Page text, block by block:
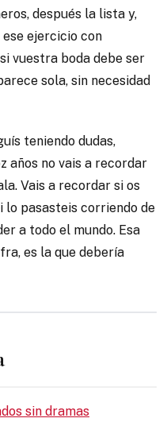
después la lista y,
ejercicio con
vuestra boda debe ser
sola, sin necesidad
teniendo dudas,
años no vais a recordar
Vais a recordar si os
lo pasasteis corriendo de
a todo el mundo. Esa
es la que debería
sin dramas